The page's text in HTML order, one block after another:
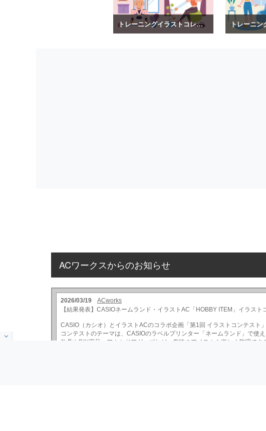
トレーニングイラストコレクション vol.2
ACワークスからのお知らせ